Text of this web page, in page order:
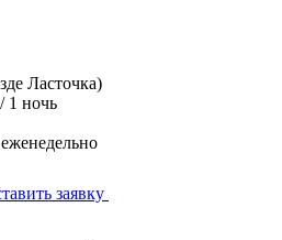
Ласточка)
1 ночь
заявку